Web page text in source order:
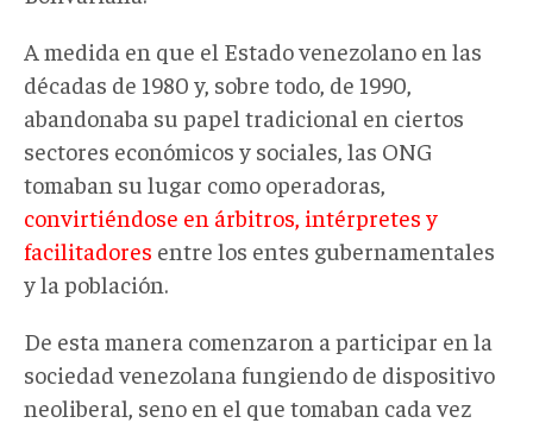
A medida en que el Estado venezolano en las
décadas de 1980 y, sobre todo, de 1990,
abandonaba su papel tradicional en ciertos
sectores económicos y sociales, las ONG
tomaban su lugar como operadoras,
convirtiéndose en árbitros, intérpretes y
facilitadores entre los entes gubernamentales
y la población.
De esta manera comenzaron a participar en la
sociedad venezolana fungiendo de dispositivo
neoliberal, seno en el que tomaban cada vez